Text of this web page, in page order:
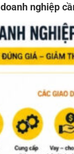
nghiệp